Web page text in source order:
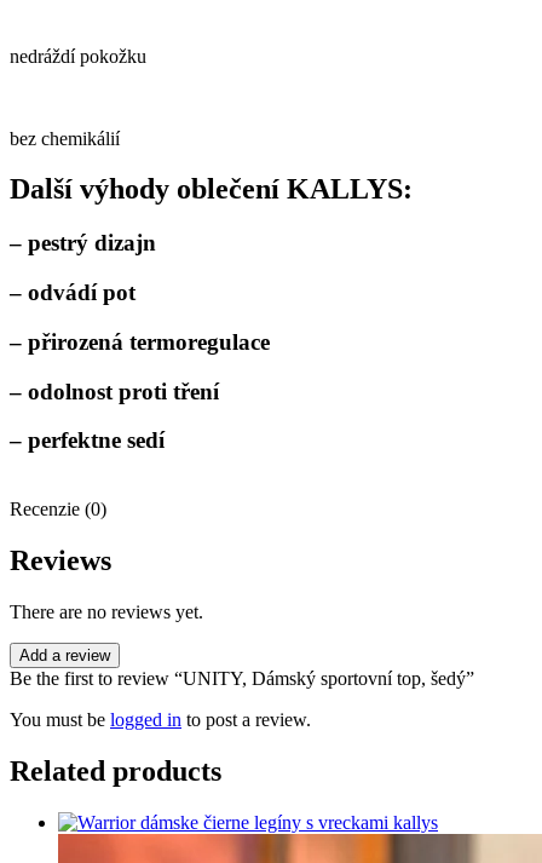
nedráždí pokožku
bez chemikálií
Další výhody oblečení KALLYS:
– pestrý dizajn
– odvádí pot
– přirozená termoregulace
– odolnost proti tření
– perfektne sedí
Recenzie (0)
Reviews
There are no reviews yet.
Add a review
Be the first to review “UNITY, Dámský sportovní top, šedý”
You must be logged in to post a review.
Related products